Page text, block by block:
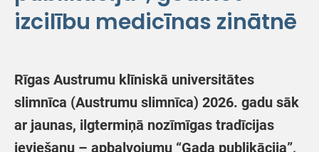
izcilību medicīnas zinātnē
Rīgas Austrumu klīniskā universitātes
slimnīca (Austrumu slimnīca) 2026. gadu sāk
ar jaunas, ilgtermiņā nozīmīgas tradīcijas
ieviešanu – apbalvojumu “Gada publikācija”,